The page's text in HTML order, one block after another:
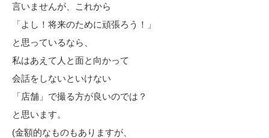
言いませんが、これから
「よし！将来のために頑張ろう！」
と思っているなら、
私はあえて人と面と向かって
会話をしないといけない
「店舗」で撮る方が良いのでは？
と思います。
(金額的なものもありますが、